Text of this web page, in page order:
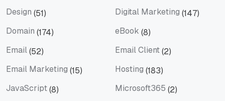
Design (51) Digital Marketing (147)
Domain (174) eBook (8)
Email(52) Email Client(2)
Email Marketing (15) Hosting (183)
JavaScript(8) Microsoft365 (2)